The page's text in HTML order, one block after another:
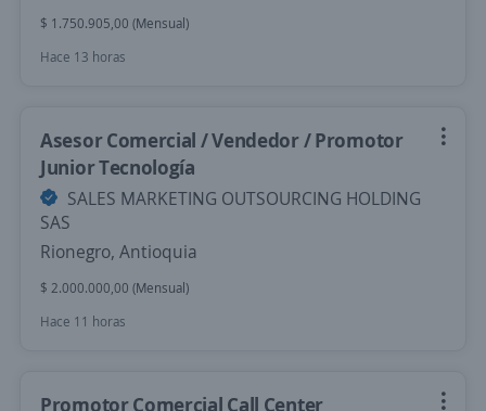
$ 1.750.905,00 (Mensual)
Hace 13 horas
Asesor Comercial / Vendedor / Promotor
Junior Tecnología
SALES MARKETING OUTSOURCING HOLDING
SAS
Rionegro, Antioquia
$ 2.000.000,00 (Mensual)
Hace 11 horas
Promotor Comercial Call Center